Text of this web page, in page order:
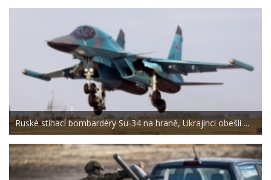
Ruské stíhací bombardéry Su-34 na hraně, Ukrajinci obešli ...